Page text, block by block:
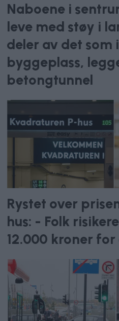
Naboene i
leve med støy i
deler av det som
byggeplass,
betongtunnel
Rystet over
hus: - Folk
12.000 kroner